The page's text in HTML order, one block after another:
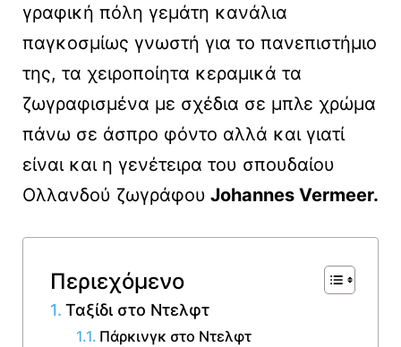
γραφική πόλη γεμάτη κανάλια
παγκοσμίως γνωστή για το πανεπιστήμιο
της, τα χειροποίητα κεραμικά τα
ζωγραφισμένα με σχέδια σε μπλε χρώμα
πάνω σε άσπρο φόντο αλλά και γιατί
είναι και η γενέτειρα του σπουδαίου
Ολλανδού ζωγράφου Johannes Vermeer.
Περιεχόμενο
Ταξίδι στο Ντελφτ
Πάρκινγκ στο Ντελφτ